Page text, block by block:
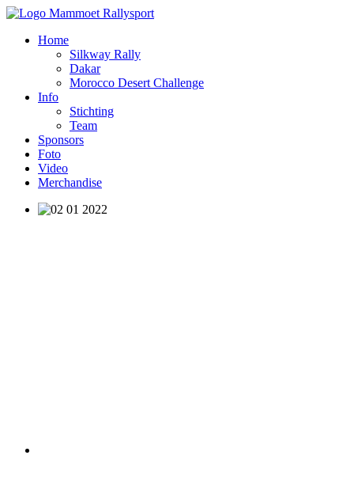
Home
Silkway Rally
Dakar
Morocco Desert Challenge
Info
Stichting
Team
Sponsors
Foto
Video
Merchandise